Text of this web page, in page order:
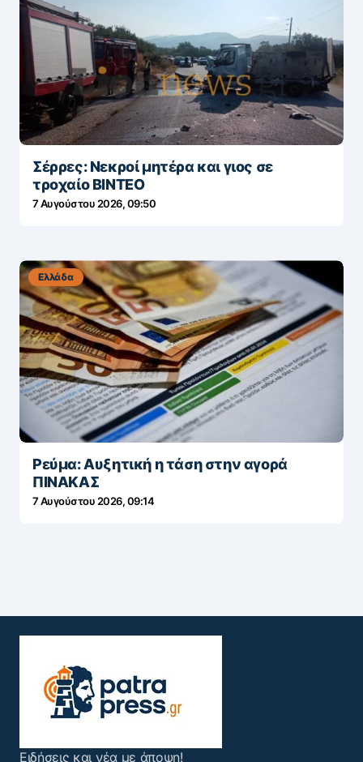
Σέρρες: Νεκροί μητέρα και γιος σε
τροχαίο BINTEO
7 Αυγούστου 2026, 09:50
Ελλάδα
Ρεύμα: Αυξητική η τάση στην αγορά
ΠΙΝΑΚΑΣ
7 Αυγούστου 2026, 09:14
Ειδήσεις και νέα με άποψη!